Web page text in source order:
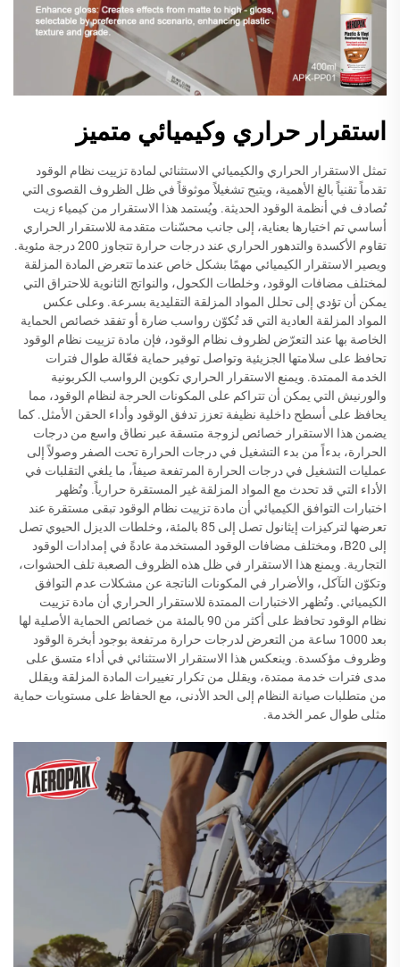
استقرار حراري وكيميائي متميز
تمثل الاستقرار الحراري والكيميائي الاستثنائي لمادة تزييت نظام الوقود
تقدماً تقنياً بالغ الأهمية، ويتيح تشغيلاً موثوقاً في ظل الظروف القصوى التي
تُصادف في أنظمة الوقود الحديثة. ويُستمد هذا الاستقرار من كيمياء زيت
أساسي تم اختيارها بعناية، إلى جانب محسّنات متقدمة للاستقرار الحراري
تقاوم الأكسدة والتدهور الحراري عند درجات حرارة تتجاوز 200 درجة مئوية.
ويصير الاستقرار الكيميائي مهمًا بشكل خاص عندما تتعرض المادة المزلقة
لمختلف مضافات الوقود، وخلطات الكحول، والنواتج الثانوية للاحتراق التي
يمكن أن تؤدي إلى تحلل المواد المزلقة التقليدية بسرعة. وعلى عكس
المواد المزلقة العادية التي قد تُكوّن رواسب ضارة أو تفقد خصائص الحماية
الخاصة بها عند التعرّض لظروف نظام الوقود، فإن مادة تزييت نظام الوقود
تحافظ على سلامتها الجزيئية وتواصل توفير حماية فعّالة طوال فترات
الخدمة الممتدة. ويمنع الاستقرار الحراري تكوين الرواسب الكربونية
والورنيش التي يمكن أن تتراكم على المكونات الحرجة لنظام الوقود، مما
يحافظ على أسطح داخلية نظيفة تعزز تدفق الوقود وأداء الحقن الأمثل. كما
يضمن هذا الاستقرار خصائص لزوجة متسقة عبر نطاق واسع من درجات
الحرارة، بدءاً من بدء التشغيل في درجات الحرارة تحت الصفر وصولاً إلى
عمليات التشغيل في درجات الحرارة المرتفعة صيفاً، ما يلغي التقلبات في
الأداء التي قد تحدث مع المواد المزلقة غير المستقرة حرارياً. وتُظهر
اختبارات التوافق الكيميائي أن مادة تزييت نظام الوقود تبقى مستقرة عند
تعرضها لتركيزات إيثانول تصل إلى 85 بالمئة، وخلطات الديزل الحيوي تصل
إلى B20، ومختلف مضافات الوقود المستخدمة عادةً في إمدادات الوقود
التجارية. ويمنع هذا الاستقرار في ظل هذه الظروف الصعبة تلف الحشوات،
وتكوّن التآكل، والأضرار في المكونات الناتجة عن مشكلات عدم التوافق
الكيميائي. وتُظهر الاختبارات الممتدة للاستقرار الحراري أن مادة تزييت
نظام الوقود تحافظ على أكثر من 90 بالمئة من خصائص الحماية الأصلية لها
بعد 1000 ساعة من التعرض لدرجات حرارة مرتفعة بوجود أبخرة الوقود
وظروف مؤكسدة. وينعكس هذا الاستقرار الاستثنائي في أداء متسق على
مدى فترات خدمة ممتدة، ويقلل من تكرار تغييرات المادة المزلقة ويقلل
من متطلبات صيانة النظام إلى الحد الأدنى، مع الحفاظ على مستويات حماية
مثلى طوال عمر الخدمة.